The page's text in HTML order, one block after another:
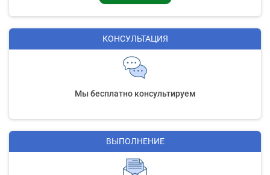
КОНСУЛЬТАЦИЯ
Мы бесплатно консультируем
ВЫПОЛНЕНИЕ